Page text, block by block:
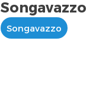
Songavazzo
Songavazzo